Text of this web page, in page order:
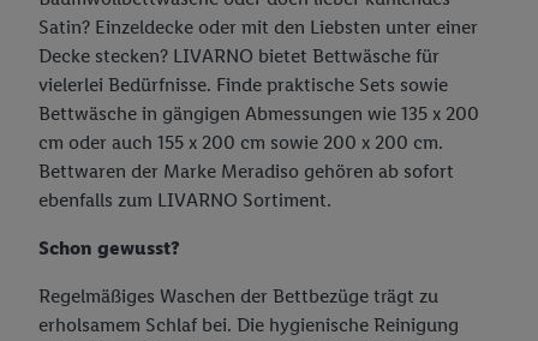
Satin? Einzeldecke oder mit den Liebsten unter einer
Decke stecken? LIVARNO bietet Bettwäsche für
vielerlei Bedürfnisse. Finde praktische Sets sowie
Bettwäsche in gängigen Abmessungen wie 135 x 200
cm oder auch 155 x 200 cm sowie 200 x 200 cm.
Bettwaren der Marke Meradiso gehören ab sofort
ebenfalls zum LIVARNO Sortiment.
Schon gewusst?
Regelmäßiges Waschen der Bettbezüge trägt zu
erholsamem Schlaf bei. Die hygienische Reinigung